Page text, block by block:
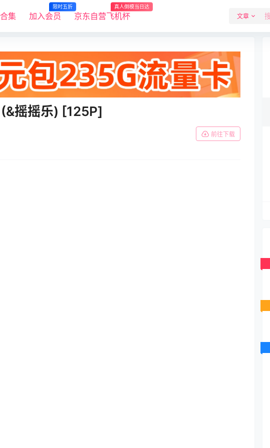
集 加入会员
限时五折
京东自营飞机杯
真人倒模当日达
文章
摇摇乐) [125P]
前往下载